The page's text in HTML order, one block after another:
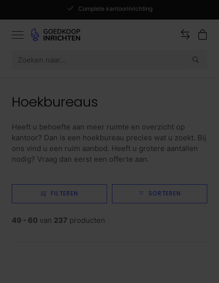
Complete kantoorinrichting
Hoekbureaus
Heeft u behoefte aan meer ruimte en overzicht op
kantoor? Dan is een hoekbureau precies wat u zoekt. Bij
ons vind u een ruim aanbod. Heeft u grotere aantallen
nodig? Vraag dan eerst een offerte aan.
FILTEREN SORTEREN
49 - 60 van 237 producten